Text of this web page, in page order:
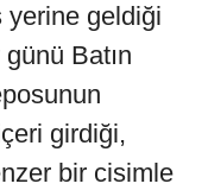
yerine geldiği
Batın
girdiği,
bir cisimle